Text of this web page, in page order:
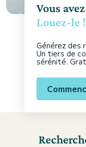
Vous
Louez-le !
Générez des
Un tiers de
sérénité.